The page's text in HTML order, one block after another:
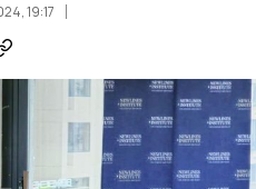
19:17